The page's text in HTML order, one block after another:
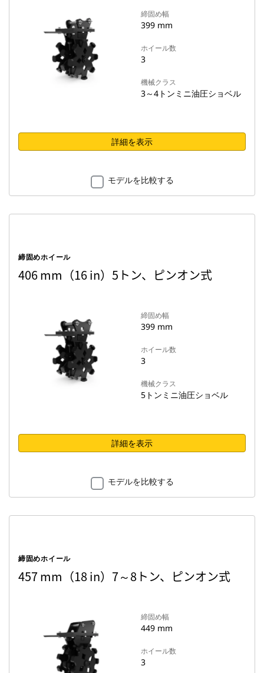
締固め幅
399 mm
ホイール数
3
機械クラス
3～4トンミニ油圧ショベル
詳細を表示
モデルを比較する
締固めホイール
406 mm（16 in）5トン、ピンオン式
締固め幅
399 mm
ホイール数
3
機械クラス
5トンミニ油圧ショベル
詳細を表示
モデルを比較する
締固めホイール
457 mm（18 in）7～8トン、ピンオン式
締固め幅
449 mm
ホイール数
3